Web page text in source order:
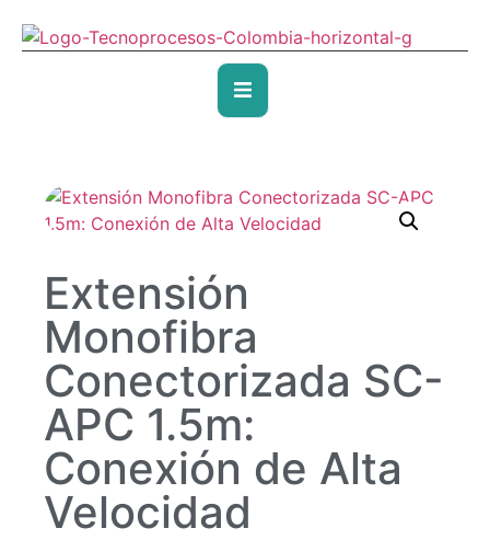
Extensión
Monofibra
Conectorizada SC-
APC 1.5m:
Conexión de Alta
Velocidad